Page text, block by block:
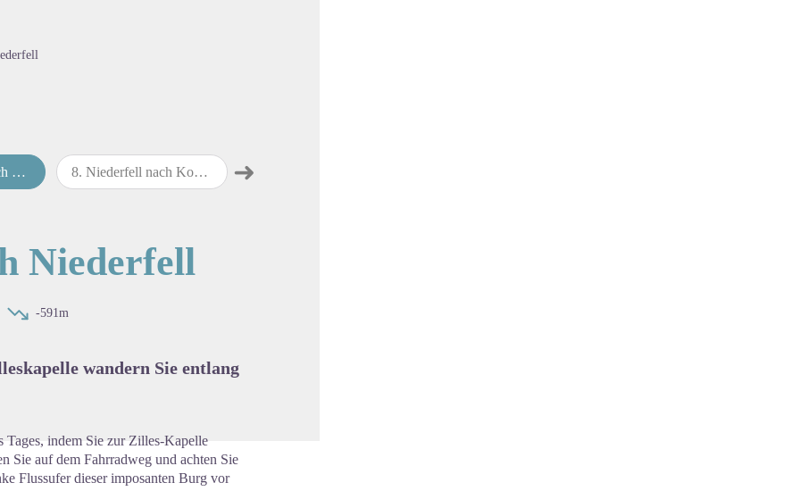
8.Niederfell nach Koblenz ➜map.drawer.next
Niederfell
-591m
wandern Sie entlang
Tages, indem Sie zur Zilles-Kapelle
Sie auf dem Fahrradweg und achten Sie
Flussufer dieser imposanten Burg vor